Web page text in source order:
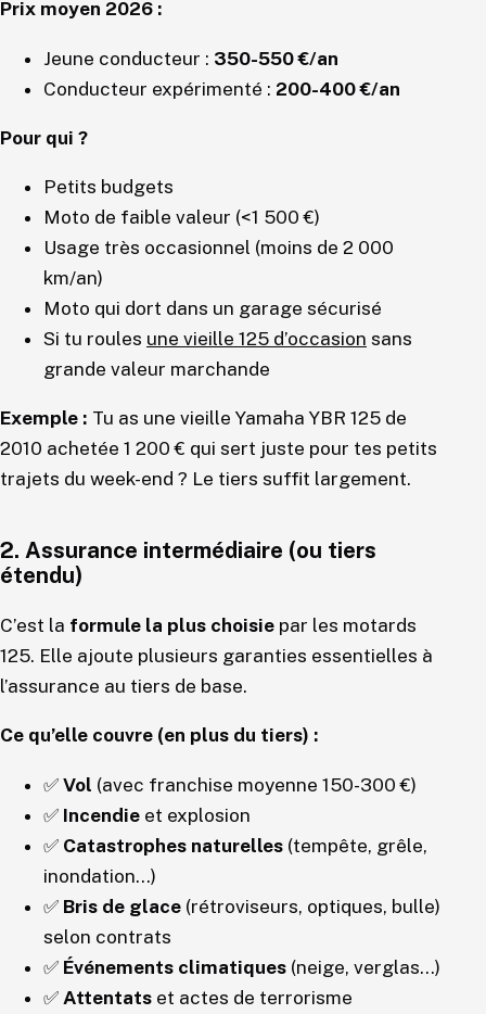
Prix moyen 2026 :
Jeune conducteur : 350-550 €/an
Conducteur expérimenté : 200-400 €/an
Pour qui ?
Petits budgets
Moto de faible valeur (<1 500 €)
Usage très occasionnel (moins de 2 000
km/an)
Moto qui dort dans un garage sécurisé
Si tu roules une vieille 125 d’occasion sans
grande valeur marchande
Exemple : Tu as une vieille Yamaha YBR 125 de
2010 achetée 1 200 € qui sert juste pour tes petits
trajets du week-end ? Le tiers suffit largement.
2. Assurance intermédiaire (ou tiers
étendu)
C’est la formule la plus choisie par les motards
125. Elle ajoute plusieurs garanties essentielles à
l’assurance au tiers de base.
Ce qu’elle couvre (en plus du tiers) :
✅ Vol (avec franchise moyenne 150-300 €)
✅ Incendie et explosion
✅ Catastrophes naturelles (tempête, grêle,
inondation…)
✅ Bris de glace (rétroviseurs, optiques, bulle)
selon contrats
✅ Événements climatiques (neige, verglas…)
✅ Attentats et actes de terrorisme